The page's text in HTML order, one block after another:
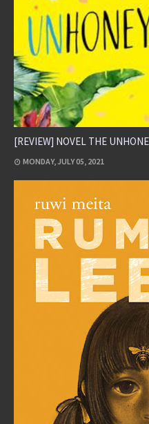
[REVIEW] NOVEL THE
MONDAY, JULY 05, 2021